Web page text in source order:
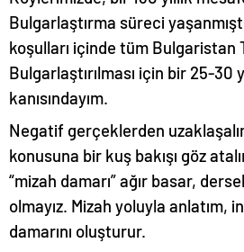
Bulgarlaştırma süreci
koşulları içinde tüm Bulgaristan
Bulgarlaştırılması için bir 25-30
kanısındayım.
Negatif gerçeklerden
konusuna bir kuş bakışı göz
“mizah damarı” ağır basar,
olmayız. Mizah yoluyla anlatım,
damarını oluşturur.